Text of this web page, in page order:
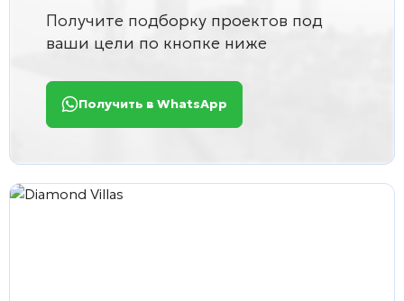
Получите подборку проектов под
ваши цели по кнопке ниже
Получить в WhatsApp